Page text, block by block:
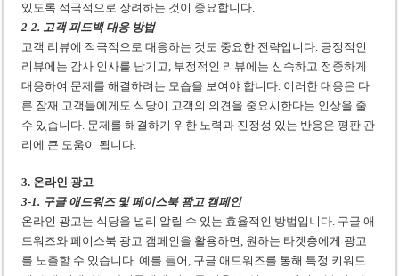
있도록 적극적으로 장려하는 것이 중요합니다.
2-2. 고객 피드백 대응 방법
고객 리뷰에 적극적으로 대응하는 것도 중요한 전략입니다. 긍정적인
리뷰에는 감사 인사를 남기고, 부정적인 리뷰에는 신속하고 정중하게
대응하여 문제를 해결하려는 모습을 보여야 합니다. 이러한 대응은 다
른 잠재 고객들에게도 식당이 고객의 의견을 중요시한다는 인상을 줄
수 있습니다. 문제를 해결하기 위한 노력과 진정성 있는 반응은 평판 관
리에 큰 도움이 됩니다.
3. 온라인 광고
3-1. 구글 애드워즈 및 페이스북 광고 캠페인
온라인 광고는 식당을 널리 알릴 수 있는 효율적인 방법입니다. 구글 애
드워즈와 페이스북 광고 캠페인을 활용하면, 원하는 타겟층에게 광고
를 노출할 수 있습니다. 예를 들어, 구글 애드워즈를 통해 특정 키워드